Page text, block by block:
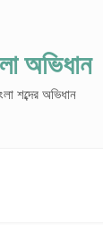
অভিধান
শব্দের অভিধান